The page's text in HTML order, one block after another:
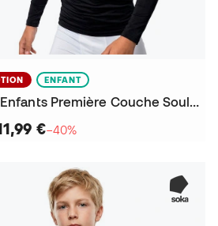
ENFANT
T-Shirt Enfants Première Couche Soul m/l
€−40%